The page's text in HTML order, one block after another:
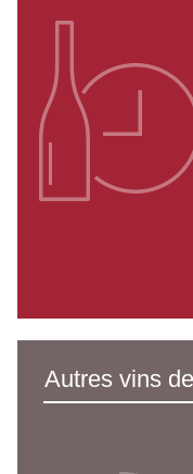
Autres vins